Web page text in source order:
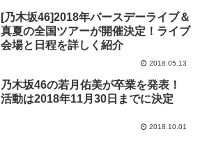
[乃木坂46]2018年バースデーライブ＆
真夏の全国ツアーが開催決定！ライブ
会場と日程を詳しく紹介
2018.05.13
乃木坂46の若月佑美が卒業を発表！
活動は2018年11月30日までに決定
2018.10.01